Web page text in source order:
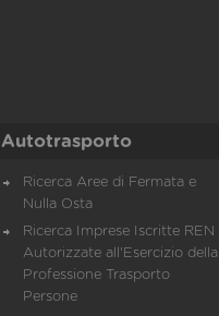
Autotrasporto
Ricerca Aree di Fermata e
Nulla Osta
Ricerca Imprese Iscritte REN
Autorizzate all'Esercizio della
Professione Trasporto
Persone